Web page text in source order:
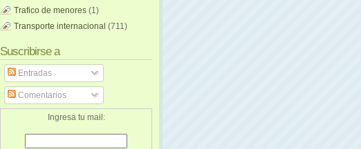
Trafico de menores (1)
Transporte internacional (711)
Suscribirse a
Entradas
Comentarios
Ingresa tu mail: